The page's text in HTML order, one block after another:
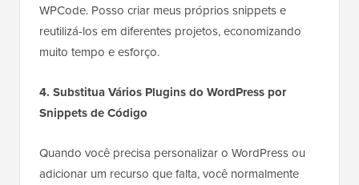
WPCode. Posso criar meus próprios snippets e
reutilizá-los em diferentes projetos, economizando
muito tempo e esforço.
4. Substitua Vários Plugins do WordPress por
Snippets de Código
Quando você precisa personalizar o WordPress ou
adicionar um recurso que falta, você normalmente